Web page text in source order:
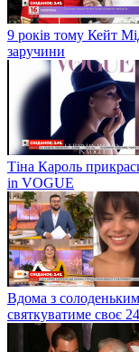
9 років тому Кейт
заручини
Тіна Кароль
in VOGUE
Вдома з
святкуватиме своє